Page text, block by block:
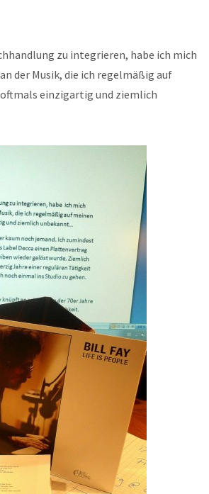
zu integrieren, habe ich mich
der Musik, die ich regelmäßig auf
einzigartig und ziemlich